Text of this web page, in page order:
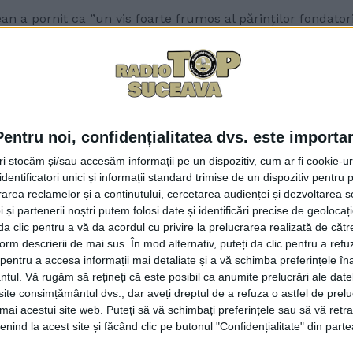
noi, confidențialitatea dvs. este
stocăm și/sau accesăm informații pe un dispozitiv, cum ar fi cookie-
unici și informații standard trimise de un dispozitiv pentru
reclamelor și a conținutului, cercetarea audienței și dezvoltarea
și partenerii noștri putem folosi date și identificări precise de
clic pentru a vă da acordul cu privire la prelucrarea realizată de
descrierii de mai sus. În mod alternativ, puteți da clic pentru a
a accesa informații mai detaliate și a vă schimba preferințele
Vă rugăm să rețineți că este posibil ca anumite prelucrări ale
consimțământul dvs., dar aveți dreptul de a refuza o astfel de
acestui site web. Puteți să vă schimbați preferințele sau să vă
la acest site și făcând clic pe butonul "Confidențialitate" din
a pornit ca ”un vis foarte frumos al părinților
sa, valorile inițiale au fost treptat umbrite de o
uităm valorile inițiale ale părinților fondatori, care ne-
instituțională de la Bruxelles sufocă economia
mare de structuri administrative și de
sistem. În opinia sa, Uniunea Europeană a pierdut
de reglementări”, a afirmat Daniel Apostol,
în nici un caz cele ale puterii financiare de
la nivel european a modului de coordonare
eficiente”.